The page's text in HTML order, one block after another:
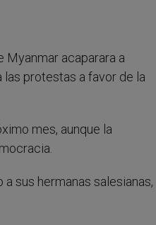
Myanmar acaparara a
protestas a favor de la
mes, aunque la
sus hermanas salesianas,